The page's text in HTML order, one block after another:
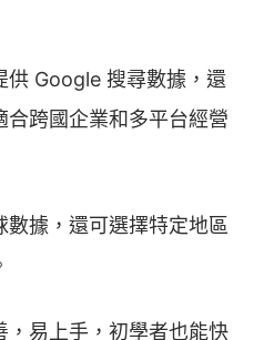
供 Google 搜尋數據，還
合跨國企業和多平台經營
據，還可選擇特定地區
，易上手，初學者也能快